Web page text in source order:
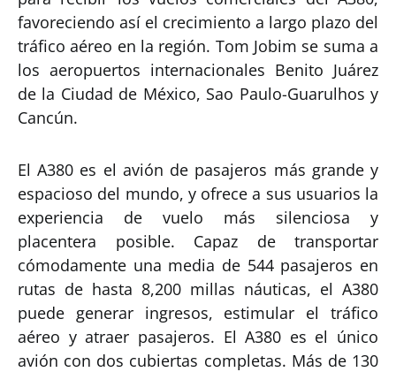
favoreciendo así el crecimiento a largo plazo del
tráfico aéreo en la región. Tom Jobim se suma a
los aeropuertos internacionales Benito Juárez
de la Ciudad de México, Sao Paulo-Guarulhos y
Cancún.
El A380 es el avión de pasajeros más grande y
espacioso del mundo, y ofrece a sus usuarios la
experiencia de vuelo más silenciosa y
placentera posible. Capaz de transportar
cómodamente una media de 544 pasajeros en
rutas de hasta 8,200 millas náuticas, el A380
puede generar ingresos, estimular el tráfico
aéreo y atraer pasajeros. El A380 es el único
avión con dos cubiertas completas. Más de 130